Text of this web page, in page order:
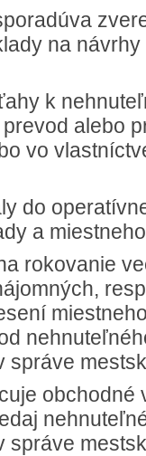
na
k
alebo
vo
do
a
rokovanie
správe
obchodné
správe